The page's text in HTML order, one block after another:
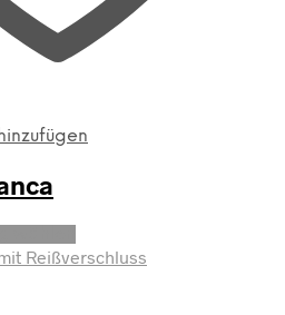
Dieses
Produkt